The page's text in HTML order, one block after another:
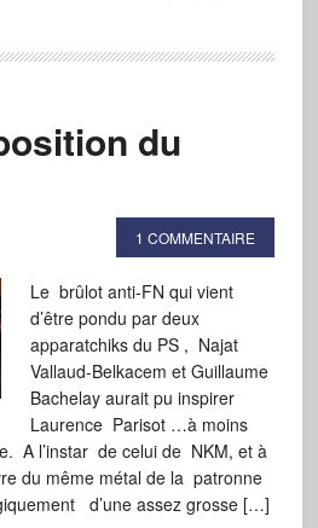
du
1 COMMENTAIRE
Le brûlot anti-FN qui vient
d’être pondu par deux
apparatchiks du PS , Najat
Vallaud-Belkacem et Guillaume
Bachelay aurait pu inspirer
Laurence Parisot …à moins
A l’instar de celui de NKM, et à
du même métal de la patronne
d’une assez grosse […]